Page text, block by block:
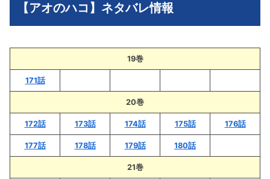
【アオのハコ】ネタバレ情報
19巻
171話
20巻
172話 173話 174話 175話 176話
177話 178話 179話 180話
21巻